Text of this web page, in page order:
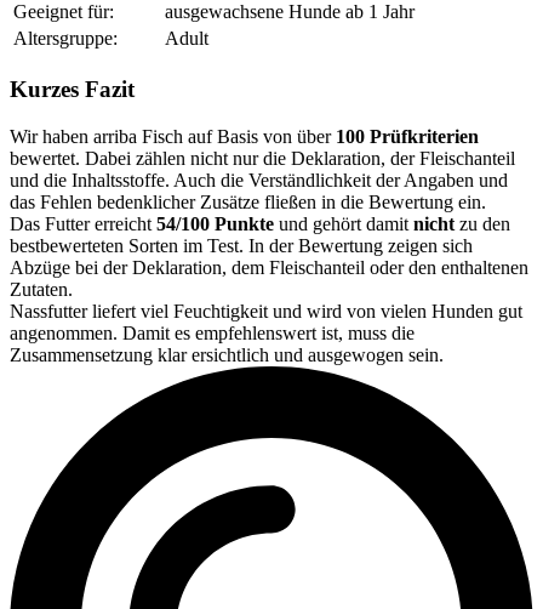
Geeignet für:
ausgewachsene Hunde ab 1 Jahr
Altersgruppe:
Adult
Kurzes Fazit
Wir haben arriba Fisch auf Basis von über 100 Prüfkriterien
bewertet. Dabei zählen nicht nur die Deklaration, der Fleischanteil
und die Inhaltsstoffe. Auch die Verständlichkeit der Angaben und
das Fehlen bedenklicher Zusätze fließen in die Bewertung ein.
Das Futter erreicht 54/100 Punkte und gehört damit nicht zu den
bestbewerteten Sorten im Test. In der Bewertung zeigen sich
Abzüge bei der Deklaration, dem Fleischanteil oder den enthaltenen
Zutaten.
Nassfutter liefert viel Feuchtigkeit und wird von vielen Hunden gut
angenommen. Damit es empfehlenswert ist, muss die
Zusammensetzung klar ersichtlich und ausgewogen sein.